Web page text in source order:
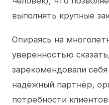
выполнять крупные
Опираясь на
уверенностью
зарекомендовали
надёжный партнёр,
потребности